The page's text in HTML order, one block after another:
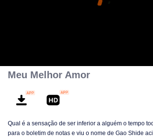
Meu Melhor Amor
Qual é a sensação de ser inferior a alguém o tempo
para o boletim de notas e viu o nome de Gao Shide